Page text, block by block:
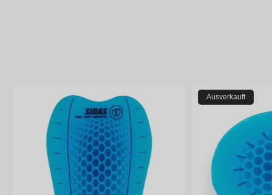
Ausverkauft